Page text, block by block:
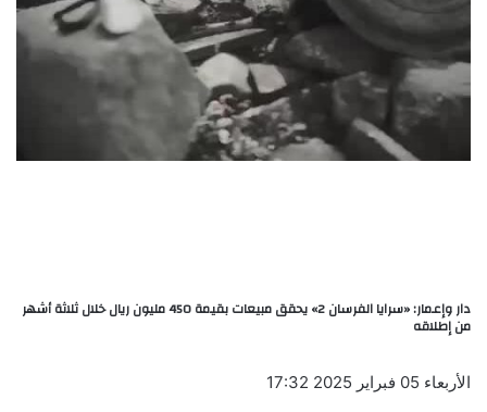
دار وإعمار: «سرايا الفرسان 2» يحقق مبيعات بقيمة 450 مليون ريال خلال ثلاثة أشهر
من إطلاقه
الأربعاء 05 فبراير 2025 17:32